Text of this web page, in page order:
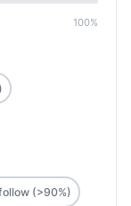
100%
(>90%)